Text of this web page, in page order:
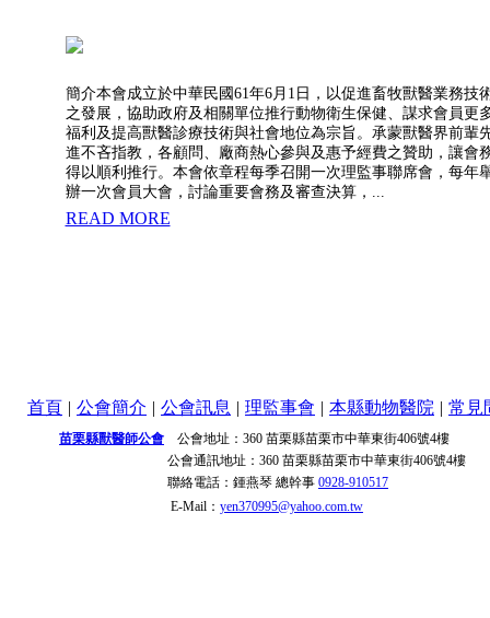
簡介本會成立於中華民國61年6月1日，以促進畜牧獸醫業務技
之發展，協助政府及相關單位推行動物衛生保健、謀求會員更
福利及提高獸醫診療技術與社會地位為宗旨。承蒙獸醫界前輩
進不吝指教，各顧問、廠商熱心參與及惠予經費之贊助，讓會
得以順利推行。本會依章程每季召開一次理監事聯席會，每年
辦一次會員大會，討論重要會務及審查決算，...
READ MORE
首頁 | 公會簡介 | 公會訊息 | 理監事會 | 本縣動物醫院 | 常見
苗栗縣獸醫師公會 公會地址： 360 苗栗縣苗栗市中華東街406號4樓
公會通訊地址： 360 苗栗縣苗栗市中華東街406號4樓
聯絡電話： 鍾燕琴 總幹事 0928-910517
E-Mail： yen370995@yahoo.com.tw